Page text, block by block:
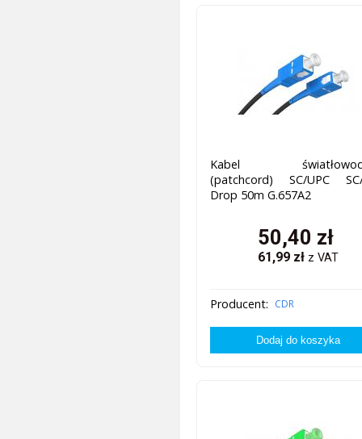
Kabel
(patchcord) SC/UPC SC/
Drop 50m G.657A2
50,40 zł
61,99 zł z VAT
Producent: CDR